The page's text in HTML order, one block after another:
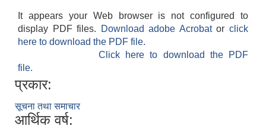
It appears your Web browser is not configured to
display PDF files.
Download adobe Acrobatorclick
here to download the PDF file.
Click here to download the PDF
file.
प्रकार:
सूचना तथा समाचार
आर्थिक वर्ष: